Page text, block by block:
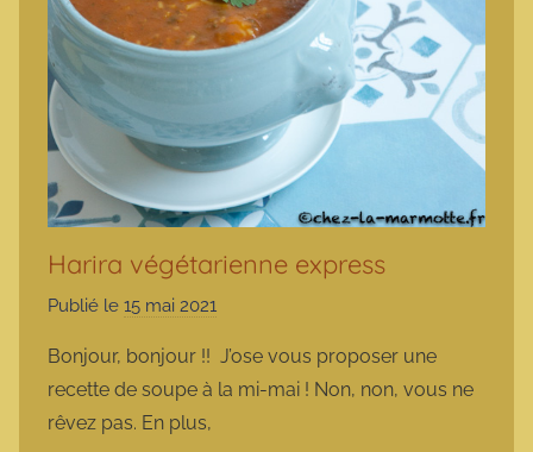
Harira végétarienne express
Publié le 15 mai 2021
r
m
Bonjour, bonjour !! J’ose vous proposer une
recette de soupe à la mi-mai ! Non, non, vous ne
rêvez pas. En plus,